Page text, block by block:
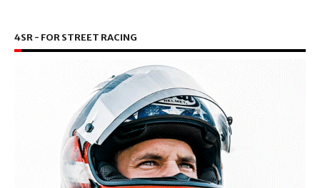
4SR - FOR STREET RACING